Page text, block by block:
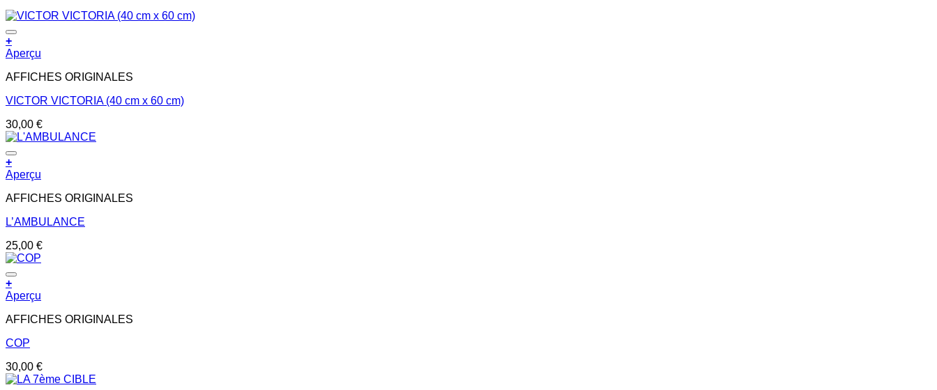
+
Aperçu
AFFICHES ORIGINALES
VICTOR VICTORIA (40 cm x 60 cm)
30,00 €
+
Aperçu
AFFICHES ORIGINALES
L’AMBULANCE
25,00 €
+
Aperçu
AFFICHES ORIGINALES
COP
30,00 €